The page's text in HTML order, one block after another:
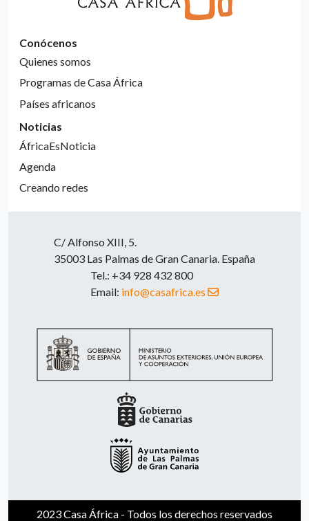
Conócenos
Quienes somos
Programas de Casa África
Países africanos
Noticias
ÁfricaEsNoticia
Agenda
Creando redes
C/ Alfonso XIII, 5.
35003 Las Palmas de Gran Canaria. España
Tel.: +34 928 432 800
Email: info@casafrica.es
2023 Casa África - Todos los derechos reservados